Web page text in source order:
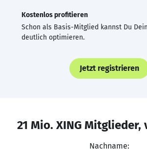
Kostenlos profitieren
Schon als Basis-Mitglied kannst Du
deutlich optimieren.
Jetzt registrieren
21 Mio. XING Mitglieder,
Nachname: